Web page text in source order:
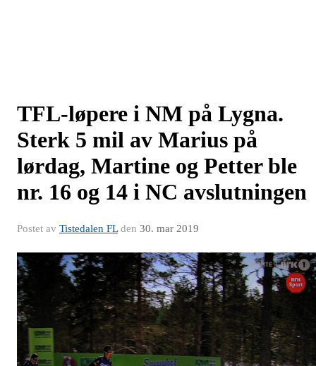
TFL-løpere i NM på Lygna.
Sterk 5 mil av Marius på
lørdag, Martine og Petter ble
nr. 16 og 14 i NC avslutningen
Postet av Tistedalen FLden 30. mar 2019